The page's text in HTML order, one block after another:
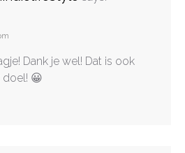
Dank je wel! Dat is ook
doel! 😀